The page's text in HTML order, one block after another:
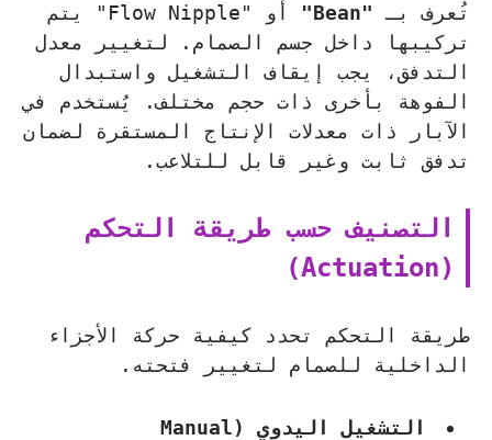
تُعرف بـ "Bean"
أو "Flow Nipple" يتم
تركيبها داخل جسم الصمام. لتغيير معدل
التدفق، يجب إيقاف التشغيل واستبدال
الفوهة بأخرى ذات حجم مختلف. يُستخدم في
الآبار ذات معدلات الإنتاج المستقرة لضمان
تدفق ثابت وغير قابل للتلاعب.
التصنيف حسب طريقة التحكم
(Actuation)
طريقة التحكم تحدد كيفية حركة الأجزاء
الداخلية للصمام لتغيير فتحته.
التشغيل اليدوي (Manual